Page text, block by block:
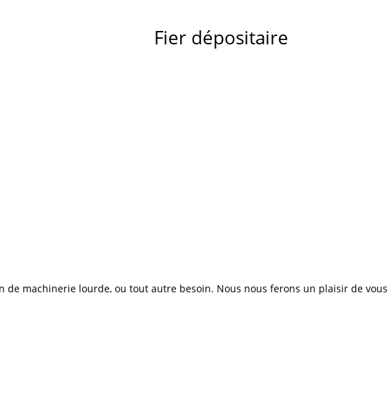
Fier dépositaire
de machinerie lourde, ou tout autre besoin. Nous nous ferons un plaisir de